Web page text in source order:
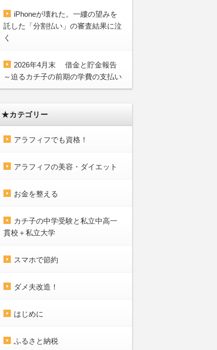
iPhoneが壊れた。一縷の望みを
託した「分割払い」の審査結果に泣
く
2026年4月末 借金と貯金報告
～迫るカチ子の前期の学費の支払い
★カテゴリー
アラフィフでも資格！
アラフィフの美容・ダイエット
お金を整える
カチ子の中学受験と私立中高一
貫校＋私立大学
スマホで節約
ダメ夫改造！
はじめに
ふるさと納税